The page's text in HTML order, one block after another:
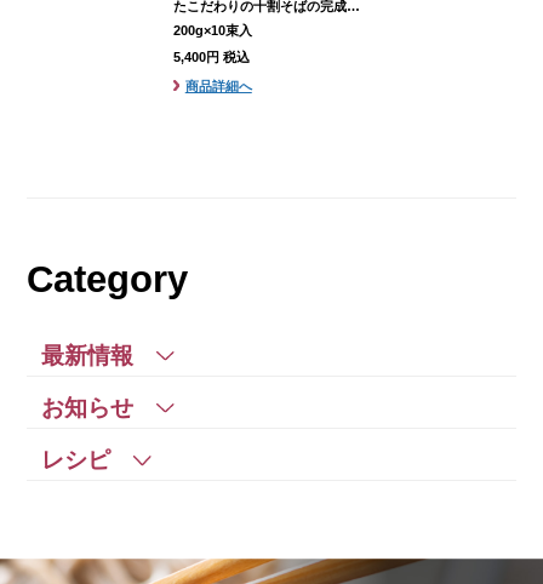
こだわり
最新情報 お知らせ
たこだわりの十割そばの完成で
す。
200g×10束入
5,400円 税込
商品詳細へ
Category
最新情報
お知らせ
レシピ